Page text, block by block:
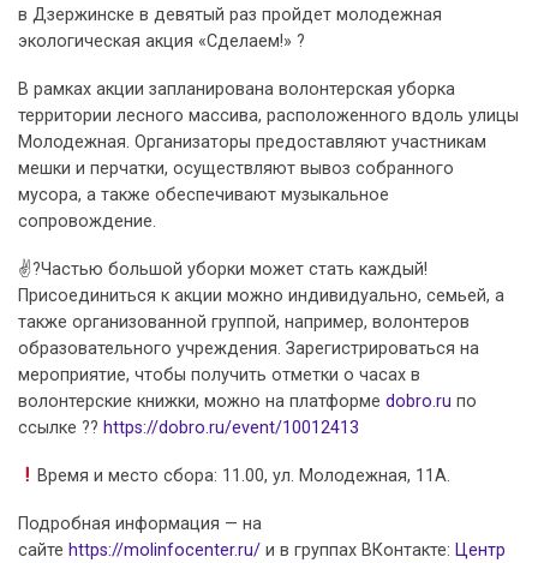
в Дзержинске в девятый раз пройдет молодежная
экологическая акция «Сделаем!» ?
В рамках акции запланирована волонтерская уборка
территории лесного массива, расположенного вдоль улицы
Молодежная. Организаторы предоставляют участникам
мешки и перчатки, осуществляют вывоз собранного
мусора, а также обеспечивают музыкальное
сопровождение.
✌?Частью большой уборки может стать каждый!
Присоединиться к акции можно индивидуально, семьей, а
также организованной группой, например, волонтеров
образовательного учреждения. Зарегистрироваться на
мероприятие, чтобы получить отметки о часах в
волонтерские книжки, можно на платформе dobro.ru по
ссылке ?? https://dobro.ru/event/10012413
Время и место сбора: 11.00, ул. Молодежная, 11А.
Подробная информация — на
сайте https://molinfocenter.ru/ и в группах ВКонтакте: Центр